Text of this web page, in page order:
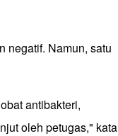
negatif. Namun, satu
antibakteri,
oleh petugas," kata